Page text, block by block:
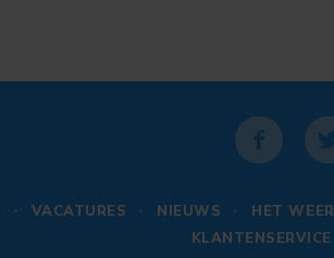
VACATURES NIEUWS HET WEER
KLANTENSERVICE